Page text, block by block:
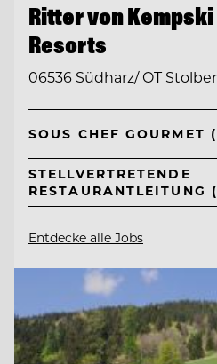
Ritter von
Resorts
06536 Südharz/ OT
SOUS CHEF GOURMET
STELLVERTRETENDE
RESTAURANTLEITUNG
Entdecke alle Jobs